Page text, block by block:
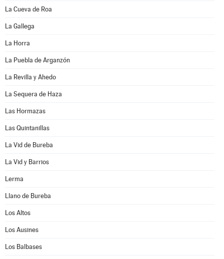
La Cueva de Roa
La Gallega
La Horra
La Puebla de Arganzón
La Revilla y Ahedo
La Sequera de Haza
Las Hormazas
Las Quintanillas
La Vid de Bureba
La Vid y Barrios
Lerma
Llano de Bureba
Los Altos
Los Ausines
Los Balbases